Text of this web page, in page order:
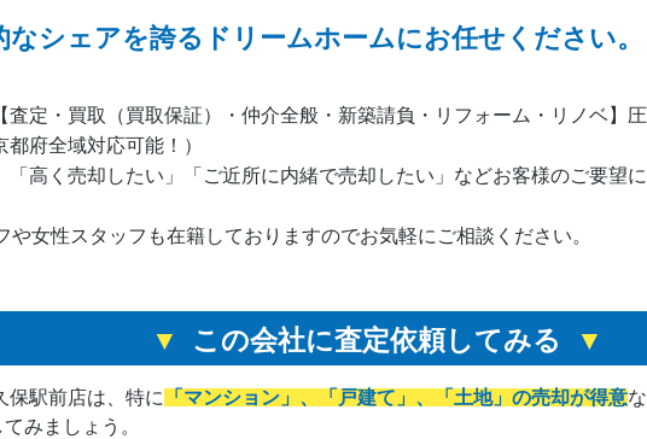
なシェアを誇るドリームホームにお任せください
査定・買取（買取保証）・仲介全般・新築請負・リフォーム・リノベ】
府全域対応可能！）
「高く売却したい」「ご近所に内緒で売却したい」などお客様のご要望
や女性スタッフも在籍しておりますのでお気軽にご相談ください。
この会社に査定依頼してみる
保駅前店は、 特に 「マンション」、「戸建て」、「土地」の売却が得意
みましょう。